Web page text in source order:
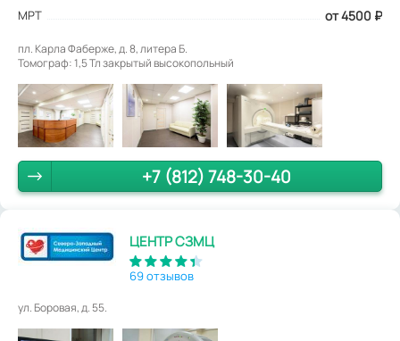
МРТ от 4500 ₽
пл. Карла Фаберже, д. 8, литера Б.
Томограф: 1,5 Тл закрытый высокопольный
+7 (812) 748-30-40
ЦЕНТР СЗМЦ
69 отзывов
ул. Боровая, д. 55.